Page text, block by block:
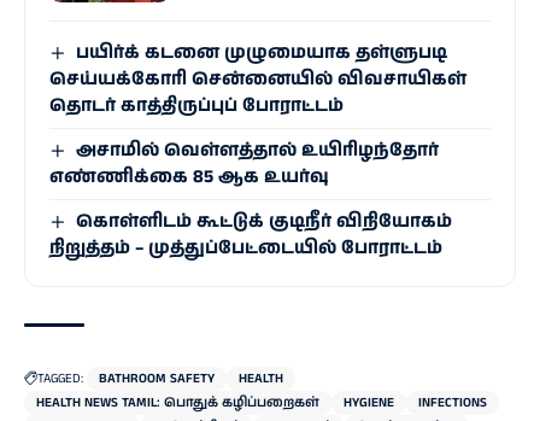
பயிர்க் கடனை முழுமையாக தள்ளுபடி
செய்யக்கோரி சென்னையில் விவசாயிகள்
தொடர் காத்திருப்புப் போராட்டம்
அசாமில் வெள்ளத்தால் உயிரிழந்தோர்
எண்ணிக்கை 85 ஆக உயர்வு
கொள்ளிடம் கூட்டுக் குடிநீர் விநியோகம்
நிறுத்தம் – முத்துப்பேட்டையில் போராட்டம்
TAGGED: BATHROOM SAFETY
HEALTH
HEALTH NEWS TAMIL: பொதுக் கழிப்பறைகள்
HYGIENE
INFECTIONS